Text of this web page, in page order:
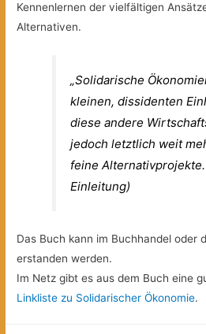
Kennenlernen der vielfältigen
Alternativen.
„Solidarische
kleinen, dissidenten
diese andere
jedoch letztlich weit
feine
Einleitung)
Das Buch kann im Buchhandel oder
erstanden werden.
Im Netz gibt es aus dem Buch eine
Linkliste zu Solidarischer Ökonomie.